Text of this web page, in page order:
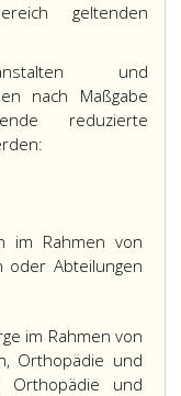
geltenden
und
nach Maßgabe
reduzierte
im Rahmen von
oder Abteilungen
im Rahmen von
Orthopädie und
Orthopädie und